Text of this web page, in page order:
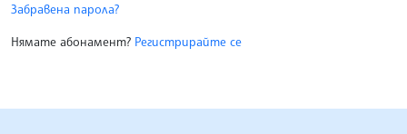
Забравена парола?
Нямате абонамент? Регистрирайте се